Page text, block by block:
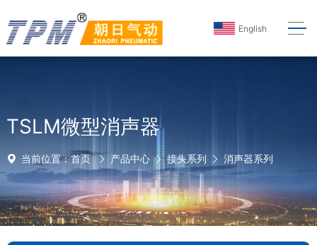
English
TSLM微型消声器
当前位置：首页 产品中心 接头系列 消声器系列